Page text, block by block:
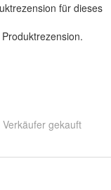
für dieses
.
gekauft